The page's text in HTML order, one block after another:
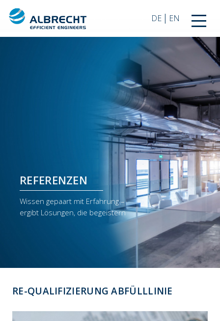
DE | EN
REFERENZEN
Wissen gepaart mit Erfahrung –
ergibt Lösungen, die begeistern
RE-QUALIFIZIERUNG ABFÜLLLINIE